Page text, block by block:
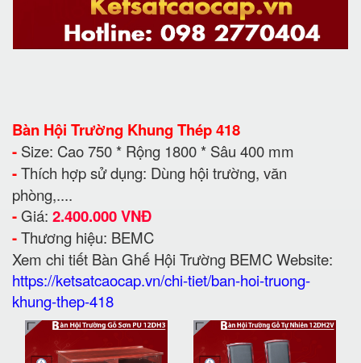
Bàn Hội Trường Khung Thép 418
- Size: Cao 750 * Rộng 1800 * Sâu 400 mm
-Thích hợp sử dụng: Dùng hội trường, văn
phòng,....
- Giá: 2.400.000 VNĐ
-Thương hiệu: BEMC
Xem chi tiết Bàn Ghế Hội Trường BEMCWebsite:
https://ketsatcaocap.vn/chi-tiet/ban-hoi-truong-
khung-thep-418